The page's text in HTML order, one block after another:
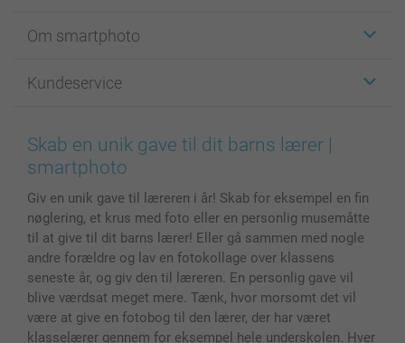
Fotokort
Fotobøger
Billeder, Plakater & Fotohæfter
Cover til mobil & tablet
Fotokalender & Kalenderbog
Fotorammer & Tilbehør
Alle fotoprodukter
Om smartphoto
For affiliate
Cookie Policy
Sitemap
Investor Relations
Kundeservice
100% tilfredshedsgaranti
smartbonus
Status for ordrer
Skab en unik gave til dit barns lærer |
smartphoto
Giv en unik gave til læreren i år! Skab for eksempel en fin
nøglering, et krus med foto eller en personlig musemåtte
til at give til dit barns lærer! Eller gå sammen med nogle
andre forældre og lav en fotokollage over klassens
seneste år, og giv den til læreren. En personlig gave vil
blive værdsat meget mere. Tænk, hvor morsomt det vil
være at give en fotobog til den lærer, der har været
klasselærer gennem for eksempel hele underskolen. Hver